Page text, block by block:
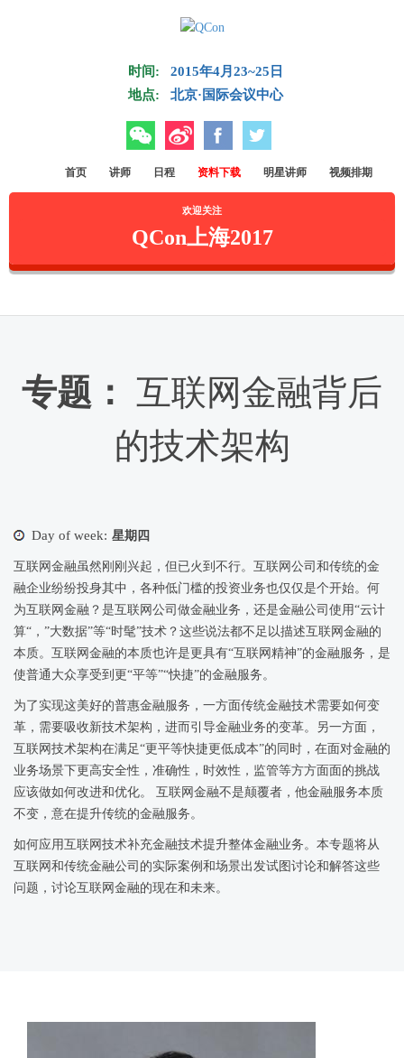
时间:
2015年4月23~25日
地点:
北京·国际会议中心
微信 微博 Facebook
首页 讲师 日程 资料下载 明星讲师 视频排期
欢迎关注
QCon上海2017
专题：
互联网金融背后
的技术架构
Day of week: 星期四
互联网金融虽然刚刚兴起，但已火到不行。互联网公司和传统的金
融企业纷纷投身其中，各种低门槛的投资业务也仅仅是个开始。何
为互联网金融？是互联网公司做金融业务，还是金融公司使用“云计
算“，”大数据”等“时髦”技术？这些说法都不足以描述互联网金融的
本质。互联网金融的本质也许是更具有“互联网精神”的金融服务，是
使普通大众享受到更“平等”“快捷”的金融服务。
为了实现这美好的普惠金融服务，一方面传统金融技术需要如何变
革，需要吸收新技术架构，进而引导金融业务的变革。另一方面，
互联网技术架构在满足“更平等快捷更低成本”的同时，在面对金融的
业务场景下更高安全性，准确性，时效性，监管等方方面面的挑战
应该做如何改进和优化。 互联网金融不是颠覆者，他金融服务本质
不变，意在提升传统的金融服务。
如何应用互联网技术补充金融技术提升整体金融业务。本专题将从
互联网和传统金融公司的实际案例和场景出发试图讨论和解答这些
问题，讨论互联网金融的现在和未来。